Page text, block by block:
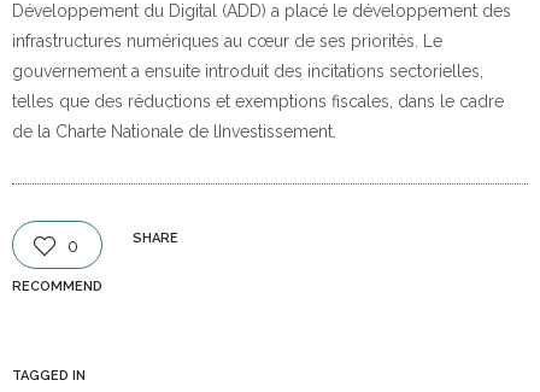
Développement du Digital (ADD) a placé le développement des
infrastructures numériques au cœur de ses priorités. Le
gouvernement a ensuite introduit des incitations sectorielles,
telles que des réductions et exemptions fiscales, dans le cadre
de la Charte Nationale de lInvestissement.
0
RECOMMEND
SHARE
TAGGED IN